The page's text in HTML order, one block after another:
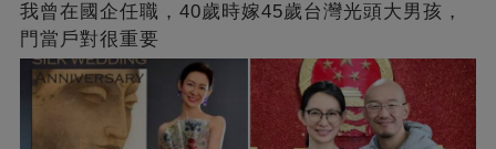
我曾在國企任職，40歲時嫁45歲台灣光頭大男孩，
門當戶對很重要